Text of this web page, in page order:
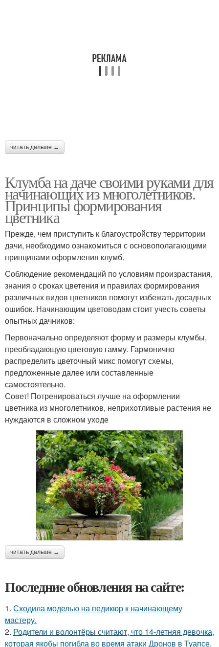
читать дальше →
Клумба на даче своими руками для
начинающих из многолетников.
Принципы формирования
цветника
Прежде, чем приступить к благоустройству территории
дачи, необходимо ознакомиться с основополагающими
принципами оформления клумб.
Соблюдение рекомендаций по условиям произрастания,
знания о сроках цветения и правилах формирования
различных видов цветников помогут избежать досадных
ошибок. Начинающим цветоводам стоит учесть советы
опытных дачников:
Первоначально определяют форму и размеры клумбы,
преобладающую цветовую гамму. Гармонично
распределить цветочный микс помогут схемы,
предложенные далее или составленные
самостоятельно.
​Совет! Потренироваться лучше на оформлении
цветника из многолетников, неприхотливые растения не
нуждаются в сложном уходе
читать дальше →
Последние обновления на сайте:
1. Сходила моделью на педикюр к начинающему
мастеру.
2. Родители и волонтёры считают, что 14-летняя девочка,
которая якобы погибла во время атаки Дронов в Туапсе,